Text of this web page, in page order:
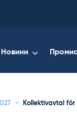
Новини
-
Kollektivavtal för